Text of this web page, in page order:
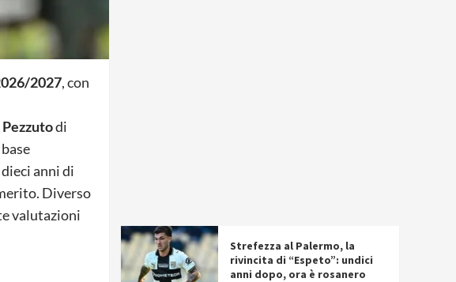
2027, con
di
anni di
Diverso
valutazioni
Strefezza al Palermo, la
rivincita di “Espeto”: undici
anni dopo, ora è rosanero